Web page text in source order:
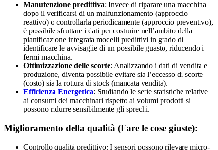
Manutenzione predittiva: Invece di riparare una macchina
dopo il verificarsi di un malfunzionamento (approccio
reattivo) o controllarla periodicamente (approccio preventivo),
è possibile sfruttare i dati per costruire nell’ambito della
pianificazione integrata modelli predittivi in grado di
identificare le avvisaglie di un possibile guasto, riducendo i
fermi macchina.
Ottimizzazione delle scorte: Analizzando i dati di vendita e
produzione, diventa possibile evitare sia l’eccesso di scorte
(costo) sia la rottura di stock (mancata vendita).
Efficienza Energetica: Studiando le serie statistiche relative
ai consumi dei macchinari rispetto ai volumi prodotti si
possono ridurre sensibilmente gli sprechi.
Miglioramento della qualità (Fare le cose giuste):
Controllo qualità predittivo: I sensori possono rilevare micro-